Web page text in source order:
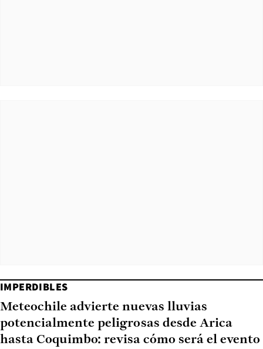
IMPERDIBLES
Meteochile advierte nuevas lluvias
potencialmente peligrosas desde Arica
hasta Coquimbo: revisa cómo será el evento